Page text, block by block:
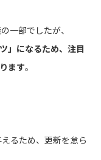
一部でしたが、
」になるため、注目
ます。
るため、更新を怠ら